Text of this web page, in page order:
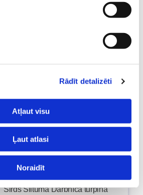
Rādīt detalizēti
Atļaut visu
Ļaut atlasi
Noraidīt
Viesītei - 85. jubileja nosvinēta. (3)
08. Aug 2013, 11:52
Sirds Siltuma Darbnīca turpina